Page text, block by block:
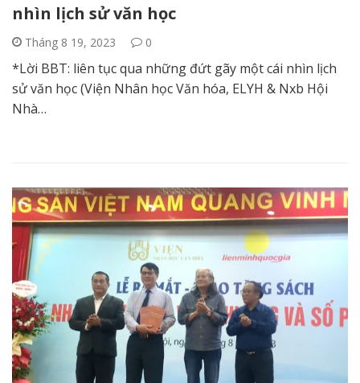
nhìn lịch sử văn học
Tháng 8 19, 2023 0
*Lời BBT: liên tục qua những đứt gãy một cái nhìn lịch
sử văn học (Viện Nhân học Văn hóa, ELYH & Nxb Hội
Nhà…